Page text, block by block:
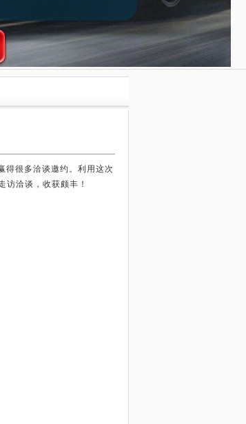
得很多洽谈邀约。利用这次
访洽谈，收获颇丰！